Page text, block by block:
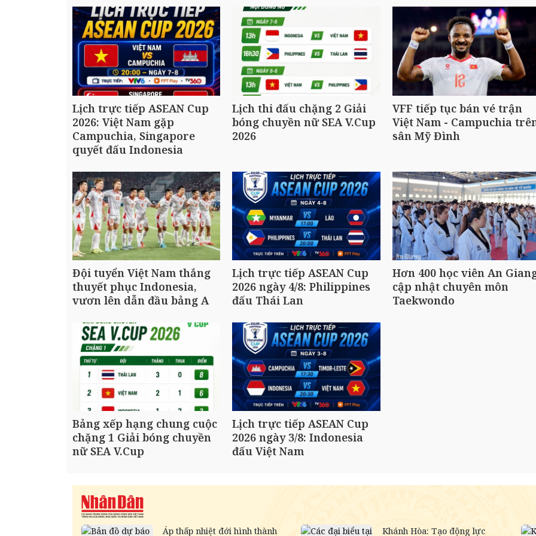
Lịch trực tiếp ASEAN Cup
2026: Việt Nam gặp
Campuchia, Singapore
quyết đấu Indonesia
Lịch thi đấu chặng 2 Giải
bóng chuyền nữ SEA V.Cup
2026
VFF tiếp tục bán vé trận
Việt Nam - Campuchia
sân Mỹ Đình
Đội tuyển Việt Nam thắng
thuyết phục Indonesia,
vươn lên dẫn đầu bảng A
Lịch trực tiếp ASEAN Cup
2026 ngày 4/8: Philippines
đấu Thái Lan
Hơn 400 học viên An
cập nhật chuyên môn
Taekwondo
Bảng xếp hạng chung cuộc
chặng 1 Giải bóng chuyền
nữ SEA V.Cup
Lịch trực tiếp ASEAN Cup
2026 ngày 3/8: Indonesia
đấu Việt Nam